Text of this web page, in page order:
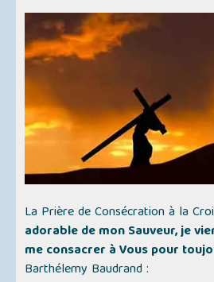
La Prière de Consécration à la
adorable de mon Sauveur, je
me consacrer à Vous pour
Barthélemy Baudrand :